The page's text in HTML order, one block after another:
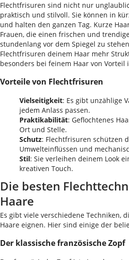
Flechtfrisuren sind nicht nur
praktisch und stilvoll. Sie können in
und halten den ganzen Tag. Kurze
Frauen, die einen frischen und
stundenlang vor dem Spiegel zu
Flechtfrisuren deinem Haar mehr
besonders bei feinem Haar von Vorteil
Vorteile von Flechtfrisuren
Vielseitigkeit: Es gibt unzählige
jedem Anlass passen.
Praktikabilität: Geflochtenes
Ort und Stelle.
Schutz: Flechtfrisuren schützen
Umwelteinflüssen und
Stil: Sie verleihen deinem Look
kreativen Touch.
Die besten
Haare
Es gibt viele verschiedene Techniken,
Haare eignen. Hier sind einige der
Der klassische französische Zopf